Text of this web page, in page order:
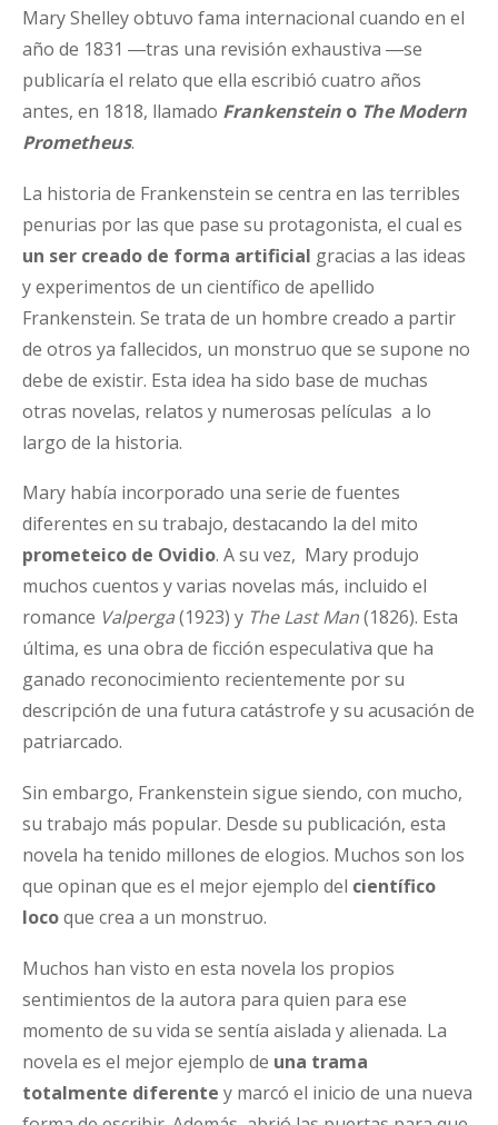
Mary Shelley obtuvo fama internacional cuando en el
año de 1831 ―tras una revisión exhaustiva ―se
publicaría el relato que ella escribió cuatro años
antes, en 1818, llamado Frankenstein o The Modern
Prometheus.
La historia de Frankenstein se centra en las terribles
penurias por las que pase su protagonista, el cual es
un ser creado de forma artificial gracias a las ideas
y experimentos de un científico de apellido
Frankenstein. Se trata de un hombre creado a partir
de otros ya fallecidos, un monstruo que se supone no
debe de existir. Esta idea ha sido base de muchas
otras novelas, relatos y numerosas películas a lo
largo de la historia.
Mary había incorporado una serie de fuentes
diferentes en su trabajo, destacando la del mito
prometeico de Ovidio. A su vez, Mary produjo
muchos cuentos y varias novelas más, incluido el
romance Valperga(1923) y The Last Man(1826). Esta
última, es una obra de ficción especulativa que ha
ganado reconocimiento recientemente por su
descripción de una futura catástrofe y su acusación de
patriarcado.
Sin embargo, Frankenstein sigue siendo, con mucho,
su trabajo más popular. Desde su publicación, esta
novela ha tenido millones de elogios. Muchos son los
que opinan que es el mejor ejemplo del científico
locoque crea a un monstruo.
Muchos han visto en esta novela los propios
sentimientos de la autora para quien para ese
momento de su vida se sentía aislada y alienada. La
novela es el mejor ejemplo de una trama
totalmente diferente y marcó el inicio de una nueva